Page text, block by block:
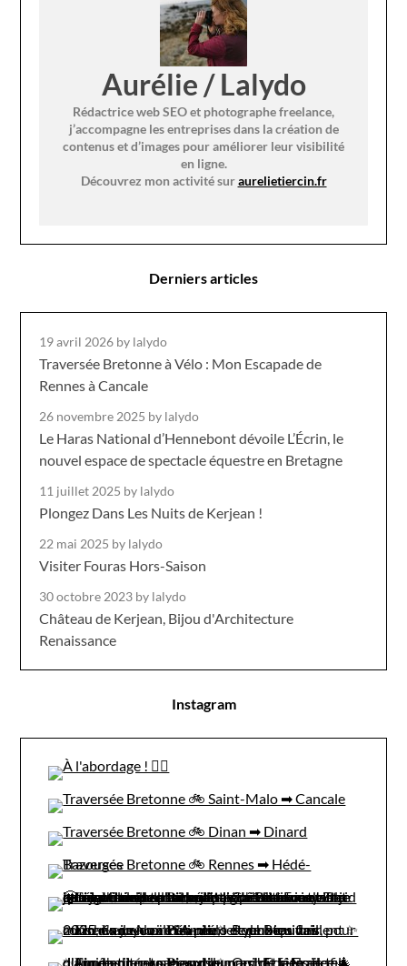
Aurélie / Lalydo
Rédactrice web SEO et photographe freelance,
j’accompagne les entreprises dans la création de
contenus et d’images pour améliorer leur visibilité
en ligne.
Découvrez mon activité suraurelietiercin.fr
Derniers articles
19 avril 2026 by lalydo
Traversée Bretonne à Vélo : Mon Escapade de
Rennes à Cancale
26 novembre 2025 by lalydo
Le Haras National d’Hennebont dévoile L’Écrin, le
nouvel espace de spectacle équestre en Bretagne
11 juillet 2025 by lalydo
Plongez Dans Les Nuits de Kerjean !
22 mai 2025 by lalydo
Visiter Fouras Hors-Saison
30 octobre 2023 by lalydo
Château de Kerjean, Bijou d'Architecture
Renaissance
Instagram